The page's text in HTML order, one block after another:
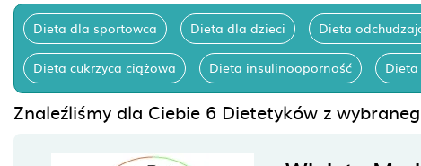
Dieta dla sportowca Dieta dla dzieci Dieta
Dieta cukrzyca ciążowa Dieta insulinooporność
Znaleźliśmy dla Ciebie 6 Dietetyków z